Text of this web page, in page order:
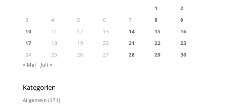
1
2
3
4 5 6 7 8
9
10
11 12 13 14 15
16
17
18 19 20 21 22
23
24
25 26 27 28 29
30
« Mai
Juli »
Kategorien
Allgemein(171)